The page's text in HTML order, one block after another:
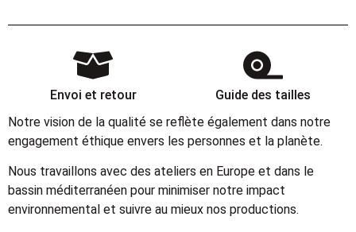
Envoi et retour
Guide des tailles
Notre vision de la qualité se reflète également dans notre
engagement éthique envers les personnes et la planète.
Nous travaillons avec des ateliers en Europe et dans le
bassin méditerranéen pour minimiser notre impact
environnemental et suivre au mieux nos productions.